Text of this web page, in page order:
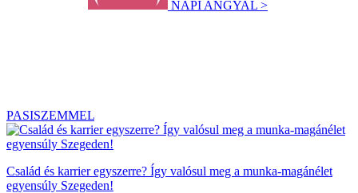
NAPI ANGYAL >
PASISZEMMEL
Család és karrier egyszerre? Így valósul meg a munka-magánélet
egyensúly Szegeden!